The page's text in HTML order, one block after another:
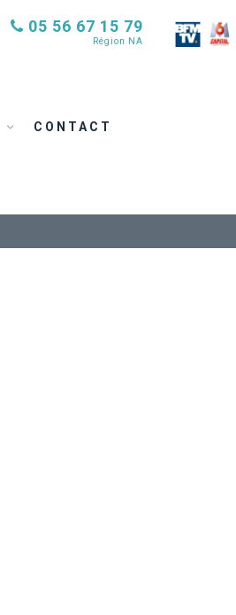
05 56 67 15 79
Région NA
CONTACT